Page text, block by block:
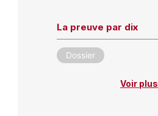
La preuve par dix
Dossier
Voir plus